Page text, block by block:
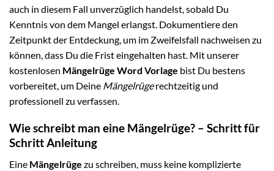
auch in diesem Fall unverzüglich handelst, sobald Du
Kenntnis von dem Mangel erlangst. Dokumentiere den
Zeitpunkt der Entdeckung, um im Zweifelsfall nachweisen zu
können, dass Du die Frist eingehalten hast. Mit unserer
kostenlosen Mängelrüge Word Vorlage bist Du bestens
vorbereitet, um Deine Mängelrügerechtzeitig und
professionell zu verfassen.
Wie schreibt man eine Mängelrüge? – Schritt für
Schritt Anleitung
Eine Mängelrüge zu schreiben, muss keine komplizierte